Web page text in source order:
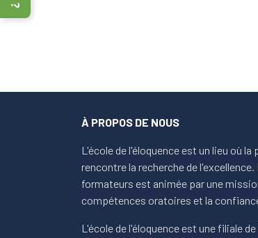
À PROPOS DE NOUS
L'école de l'éloquence est un lieu où
rencontre la recherche de
formateurs est animée par une
compétences oratoires et la
L'école de l'éloquence est une filiale